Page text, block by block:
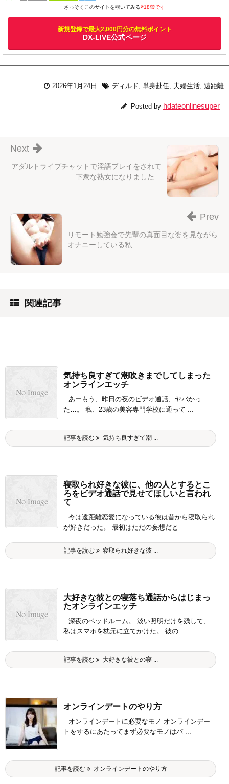
さっそくこのサイトを覗いてみる※18禁です
新規登録で最大2,000円分の無料ポイント
DX-LIVE公式ページ
2026年1月24日 ディルド 単身赴任 夫婦生活 遠距離
Posted by hdateonlinesuper
アダルトライブチャットで淫語プレイをされて
下衆な熟女になりました…
Next
リモート勉強会で先輩の真面目な姿を見ながら
オナニーしている私…
Prev
関連記事
気持ち良すぎて潮吹きまでしてしまった
オンラインエッチ
あーもう、昨日の夜のビデオ通話、ヤバかっ
た…。 私、23歳の美容専門学校に通って ...
記事を読む 気持ち良すぎて潮 ...
寝取られ好きな彼に、他の人とするとこ
ろをビデオ通話で見せてほしいと言われ
て
今は遠距離恋愛になっている彼は昔から寝取られ
が好きだった。 最初はただの妄想だと ...
記事を読む 寝取られ好きな彼 ...
大好きな彼との寝落ち通話からはじまっ
たオンラインエッチ
深夜のベッドルーム。 淡い照明だけを残して、
私はスマホを枕元に立てかけた。 彼の ...
記事を読む 大好きな彼との寝 ...
オンラインデートのやり方
オンラインデートに必要なモノ オンラインデー
トをするにあたってまず必要なモノはパ ...
記事を読む オンラインデートのやり方